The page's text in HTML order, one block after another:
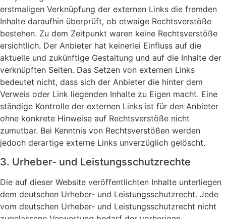
erstmaligen Verknüpfung der externen Links die fremden
Inhalte daraufhin überprüft, ob etwaige Rechtsverstöße
bestehen. Zu dem Zeitpunkt waren keine Rechtsverstöße
ersichtlich. Der Anbieter hat keinerlei Einfluss auf die
aktuelle und zukünftige Gestaltung und auf die Inhalte der
verknüpften Seiten. Das Setzen von externen Links
bedeutet nicht, dass sich der Anbieter die hinter dem
Verweis oder Link liegenden Inhalte zu Eigen macht. Eine
ständige Kontrolle der externen Links ist für den Anbieter
ohne konkrete Hinweise auf Rechtsverstöße nicht
zumutbar. Bei Kenntnis von Rechtsverstößen werden
jedoch derartige externe Links unverzüglich gelöscht.
3. Urheber- und Leistungsschutzrechte
Die auf dieser Website veröffentlichten Inhalte unterliegen
dem deutschen Urheber- und Leistungsschutzrecht. Jede
vom deutschen Urheber- und Leistungsschutzrecht nicht